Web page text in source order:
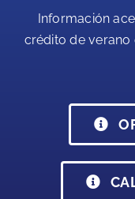
Información
crédito de verano